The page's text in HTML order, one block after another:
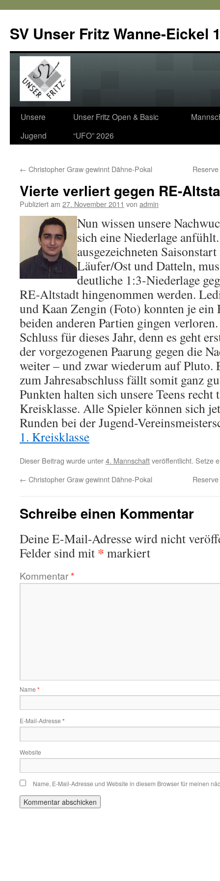
SV Unser Fritz Wanne-Eickel
Zum
Inhalt
Unsere
Jugend
Unser Fritz Open & Basic
“UFO” 2026
← Christopher Graw gewinnt Dähne-Pokal
Vierte verliert gegen RE-
Publiziert am 27. November 2011 von admin
Nun wissen unsere
sich eine Niederlage
ausgezeichneten
Läufer/Ost und Datteln,
deutliche 1:3-Niederlage
RE-Altstadt hingenommen werden.
und Kaan Zengin (Foto) konnten je ein
beiden anderen Partien gingen
Schluss für dieses Jahr, denn es geht
der vorgezogenen Paarung gegen die
weiter – und zwar wiederum auf Pluto.
zum Jahresabschluss fällt somit ganz
Punkten halten sich unsere Teens recht
Kreisklasse. Alle Spieler können sich
Runden bei der Jugend-
1. Kreisklasse
Dieser Beitrag wurde unter4. Mannschaftveröffentlicht. Setze
← Christopher Graw gewinnt Dähne-Pokal
Schreibe einen Kommentar
Deine E-Mail-Adresse wird nicht
Felder sind mit * markiert
Kommentar*
Name *
E-Mail-Adresse *
Website
Name, E-Mail-Adresse und Website in diesem Browser für meinen